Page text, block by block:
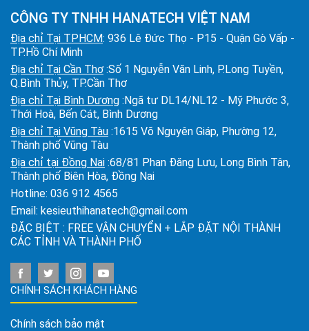
CÔNG TY TNHH HANATECH VIỆT NAM
Địa chỉ Tại TPHCM: 936 Lê Đức Thọ - P15 - Quận Gò Vấp -
TP.Hồ Chí Minh
Địa chỉ Tại Cần Thơ :Số 1 Nguyễn Văn Linh, P.Long Tuyền,
Q.Bình Thủy, TP.Cần Thơ
Địa chỉ Tại Bình Dương :Ngã tư DL14/NL12 - Mỹ Phước 3,
Thới Hoà, Bến Cát, Bình Dương
Địa chỉ Tại Vũng Tàu :1615 Võ Nguyên Giáp, Phường 12,
Thành phố Vũng Tàu
Địa chỉ tại Đồng Nai :68/81 Phan Đăng Lưu, Long Bình Tân,
Thành phố Biên Hòa, Đồng Nai
Hotline: 036 912 4565
Email: kesieuthihanatech@gmail.com
ĐẶC BIỆT : FREE VẬN CHUYỂN + LẮP ĐẶT NỘI THÀNH
CÁC TỈNH VÀ THÀNH PHỐ
CHÍNH SÁCH KHÁCH HÀNG
Chính sách bảo mật